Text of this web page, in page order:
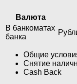
Валюта
В банкоматах
банка
Общие
Снятие
Cash Back